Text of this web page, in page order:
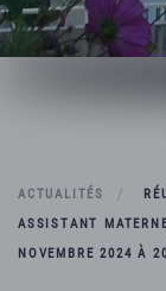
ACTUALITÉS
ASSISTANT
NOVEMBRE 2024 À